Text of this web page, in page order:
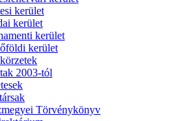
kerület
kerület
kerület
kerület
2003-tól
Törvénykönyv